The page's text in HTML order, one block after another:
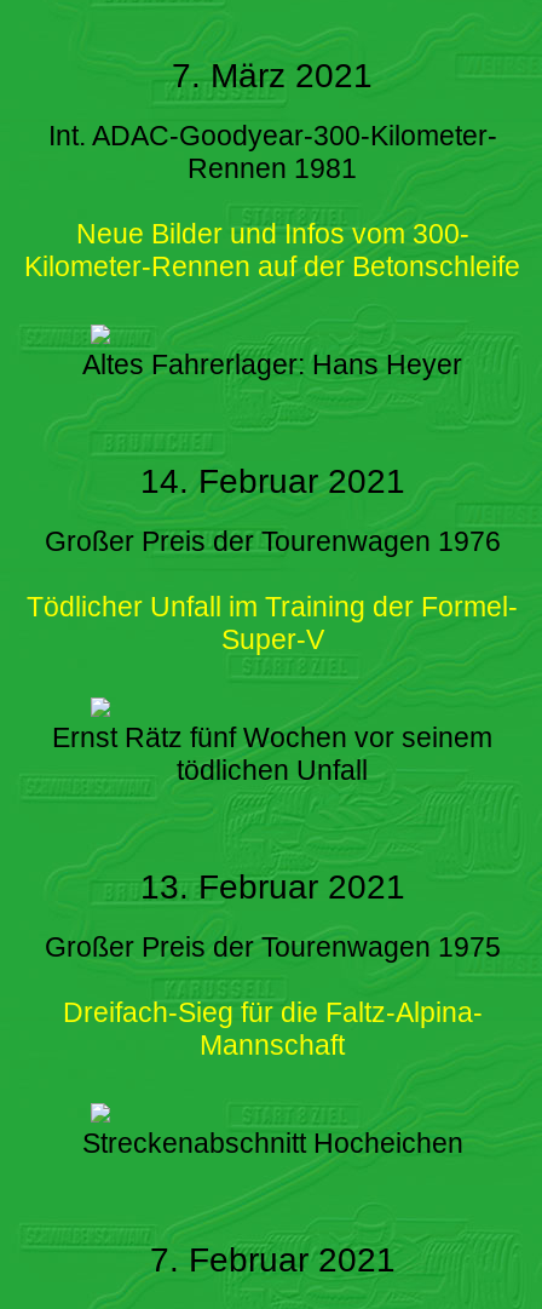
7. März 2021
Int. ADAC-Goodyear-300-Kilometer-
Rennen 1981
Neue Bilder und Infos vom 300-
Kilometer-Rennen auf der Betonschleife
Altes Fahrerlager: Hans Heyer
14. Februar 2021
Großer Preis der Tourenwagen 1976
Tödlicher Unfall im Training der Formel-
Super-V
Ernst Rätz fünf Wochen vor seinem
tödlichen Unfall
13. Februar 2021
Großer Preis der Tourenwagen 1975
Dreifach-Sieg für die Faltz-Alpina-
Mannschaft
Streckenabschnitt Hocheichen
7. Februar 2021